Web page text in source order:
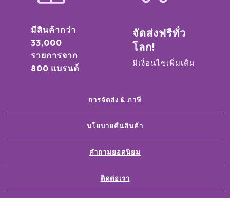
มีสินค้ากว่า
33,000
รายการจาก
800 แบรนด์
จัดส่งฟรีทั่ว
โลก!
มีเงื่อนไขเพิ่มเติม
การจัดส่ง & ภาษี
นโยบายคืนสินค้า
คำถามยอดนิยม
ติดต่อเรา